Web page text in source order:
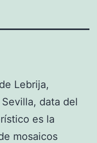
Lebrija,
data del
es la
mosaicos